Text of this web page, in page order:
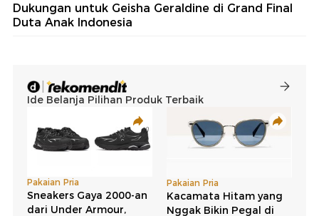
Dukungan untuk Geisha Geraldine di Grand Final
Duta Anak Indonesia